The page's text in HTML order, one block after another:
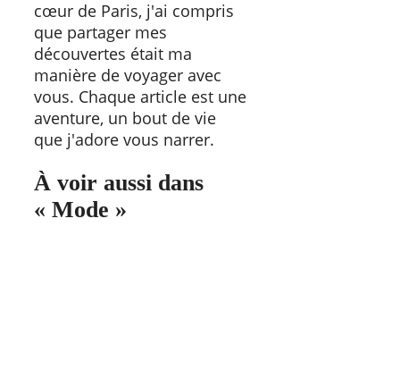
cœur de Paris, j'ai compris
que partager mes
découvertes était ma
manière de voyager avec
vous. Chaque article est une
aventure, un bout de vie
que j'adore vous narrer.
À voir aussi dans
« Mode »